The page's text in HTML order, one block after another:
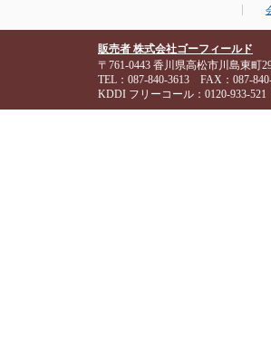
販売者 株式会社ゴーフィールド
〒761-0443 香川県高松市川島東町
TEL：087-840-3613 FAX：087-
KDDI フリーコール：0120-933-